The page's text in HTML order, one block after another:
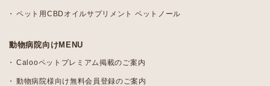
ペット用CBDオイルサプリメント ペットノール
動物病院向けMENU
Calooペットプレミアム掲載のご案内
動物病院様向け無料会員登録のご案内